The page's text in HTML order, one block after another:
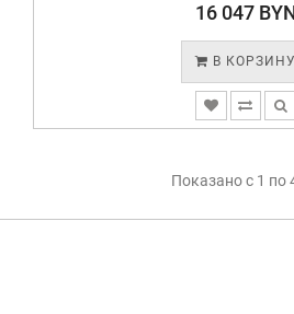
16 047
В КОРЗИНУ
Показано с 1 по